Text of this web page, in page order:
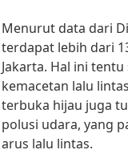
Menurut data dari
terdapat lebih dari
Jakarta. Hal ini
kemacetan lalu
terbuka hijau juga
polusi udara, yang
arus lalu lintas.